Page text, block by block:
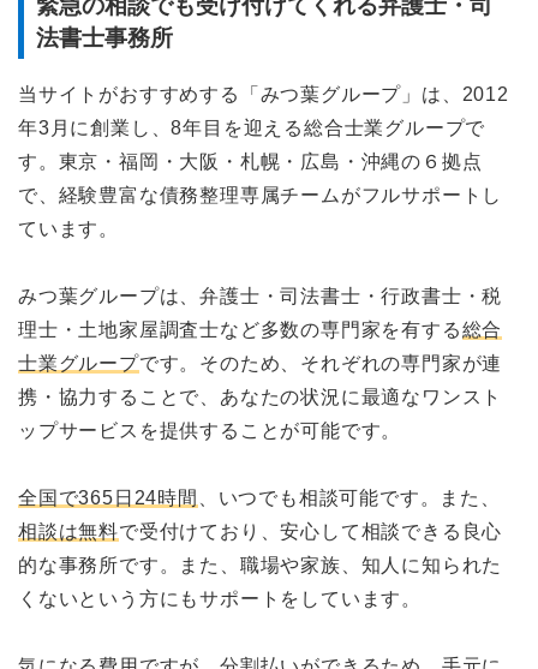
緊急の相談でも受け付けてくれる弁護士・司
法書士事務所
当サイトがおすすめする「みつ葉グループ」は、2012
年3月に創業し、8年目を迎える総合士業グループで
す。東京・福岡・大阪・札幌・広島・沖縄の６拠点
で、経験豊富な債務整理専属チームがフルサポートし
ています。
みつ葉グループは、弁護士・司法書士・行政書士・税
理士・土地家屋調査士など多数の専門家を有する総合
士業グループです。そのため、それぞれの専門家が連
携・協力することで、あなたの状況に最適なワンスト
ップサービスを提供することが可能です。
全国で365日24時間
、いつでも相談可能です。また、
相談は無料で受付けており、安心して相談できる良心
的な事務所です。また、職場や家族、知人に知られた
くないという方にもサポートをしています。